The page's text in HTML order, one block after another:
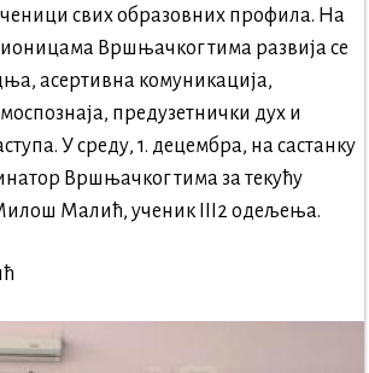
свих образовних профила. На
Вршњачког тима развија се
асертивна комуникација,
предузетнички дух и
У среду, 1. децембра, на састанку
Вршњачког тима за текућу
Малић, ученик III2 одељења.